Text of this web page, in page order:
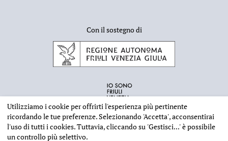
Con il sostegno di
Utilizziamo i cookie per offrirti l'esperienza più pertinente
ricordando le tue preferenze. Selezionando 'Accetta', acconsentirai
l'uso di tutti i cookies. Tuttavia, cliccando su 'Gestisci...'è possibile
un controllo più selettivo.